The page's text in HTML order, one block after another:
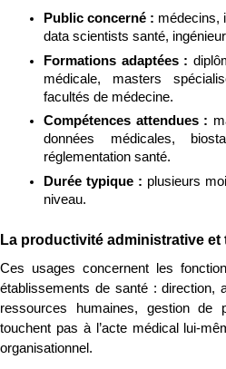
Public concerné : médecins,
data scientists santé,
Formations adaptées :
médicale, masters
facultés de médecine.
Compétences attendues :
données médicales,
réglementation santé.
Durée typique : plusieurs
niveau.
La productivité administrative et
Ces usages concernent les
établissements de santé : direction,
ressources humaines, gestion de
touchent pas à l’acte médical lui-
organisationnel.